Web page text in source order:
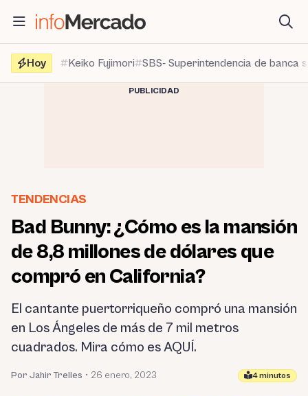
contenido
Hoy
Keiko Fujimori SBS- Superintendencia de banca
PUBLICIDAD
TENDENCIAS
Bad Bunny: ¿Cómo es la mansión
de 8,8 millones de dólares que
compró en California?
El cantante puertorriqueño compró una mansión
en Los Ángeles de más de 7 mil metros
cuadrados. Mira cómo es AQUÍ.
Por Jahir Trelles • 26 enero, 2023 4 minutos